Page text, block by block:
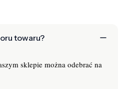
towaru?
sklepie można odebrać na